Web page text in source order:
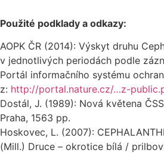
Použité podklady a odkazy:
AOPK ČR (2014): Výskyt druhu
v jednotlivých periodách podle
Portál informačního systému
z: http://portal.nature.cz/…z-
Dostál, J. (1989): Nová květena
Praha, 1563 pp.
Hoskovec, L. (2007):
(Mill.) Druce – okrotice bílá /